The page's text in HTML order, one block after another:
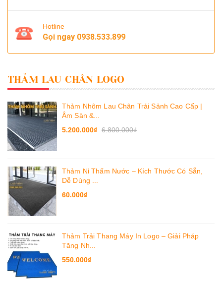
Hotline
Gọi ngay 0938.533.899
THẢM LAU CHÂN LOGO
Thảm Nhôm Lau Chân Trải Sảnh Cao Cấp |
Âm Sàn &...
5.200.000₫ 6.800.000₫
Thảm Nỉ Thấm Nước – Kích Thước Có Sẵn,
Dễ Dùng ...
60.000₫
Thảm Trải Thang Máy In Logo – Giải Pháp
Tăng Nh...
550.000₫